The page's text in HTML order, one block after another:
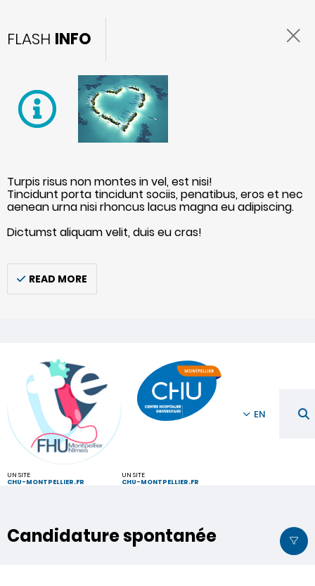
FLASH INFO
Turpis risus non montes in vel, est nisi!
Tincidunt porta tincidunt sociis, penatibus, eros et nec
aenean urna nisi rhoncus lacus magna eu adipiscing.
Dictumst aliquam velit, duis eu cras!
READ MORE
UN SITE
CHU-MONTPELLIER.FR
UN SITE
CHU-MONTPELLIER.FR
EN
Candidature spontanée